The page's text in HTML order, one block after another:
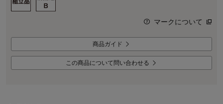
マークについて
商品ガイド
この商品について問い合わせる